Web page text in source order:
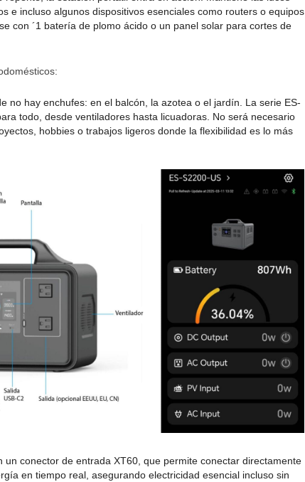
e incluso algunos dispositivos esenciales como routers o equipos
con ´1 batería de plomo ácido o un panel solar para cortes de
no hay enchufes: en el balcón, la azotea o el jardín. La serie ES-
todo, desde ventiladores hasta licuadoras. No será necesario
hobbies o trabajos ligeros donde la flexibilidad es lo más
un conector de entrada XT60, que permite conectar directamente
en tiempo real, asegurando electricidad esencial incluso sin